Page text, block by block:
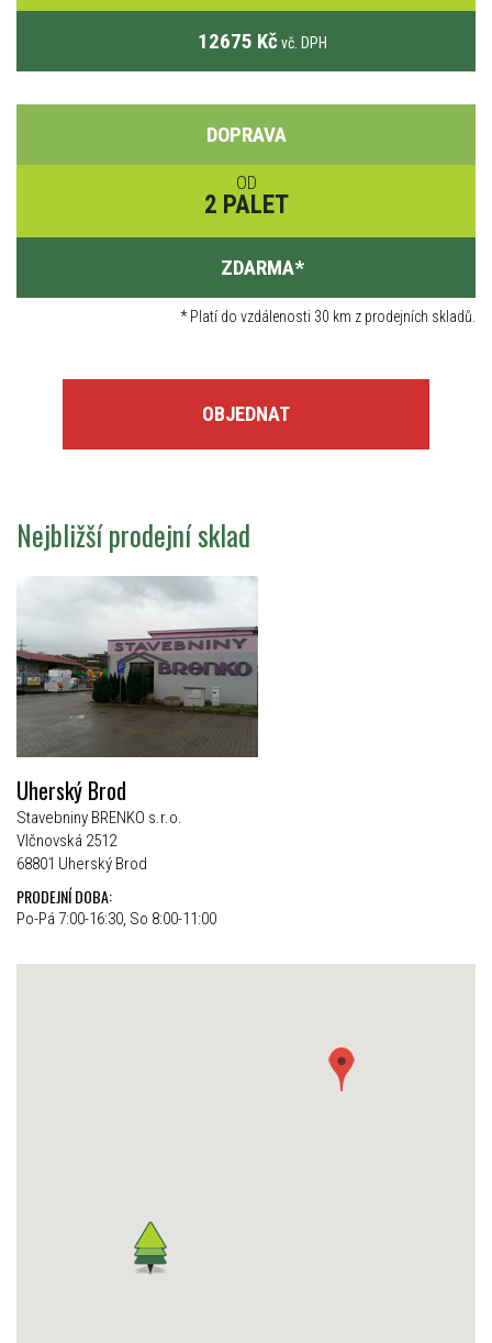
12675 Kč vč. DPH
DOPRAVA
OD
2 PALET
ZDARMA*
*Platí do vzdálenosti 30 km z prodejních skladů.
OBJEDNAT
Nejbližší prodejní sklad
Uherský Brod
Stavebniny BRENKO s.r.o.
Vlčnovská 2512
68801 Uherský Brod
PRODEJNÍ DOBA:
Po-Pá 7:00-16:30, So 8:00-11:00